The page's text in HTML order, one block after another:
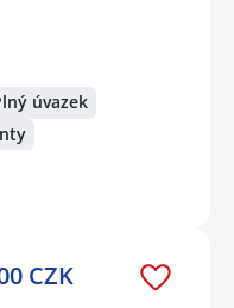
úvazek
CZK